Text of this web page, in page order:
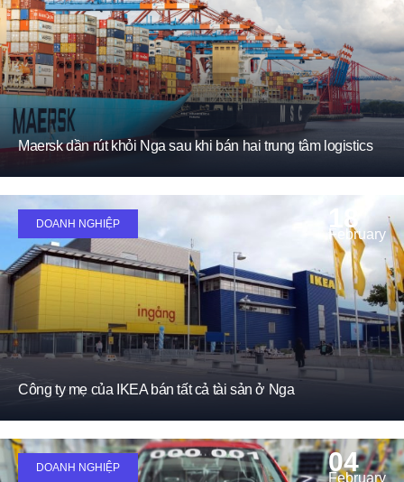
Maersk dần rút khỏi Nga sau khi bán hai trung tâm logistics
DOANH NGHIỆP 18
February
Công ty mẹ của IKEA bán tất cả tài sản ở Nga
DOANH NGHIỆP 04
February